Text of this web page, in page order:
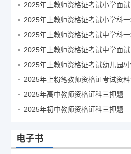
2025年上教师资格证考试小学面
2025年上教师资格证考试小学科
2025年上教师资格证考试中学科
2025年上教师资格证考试中学面
2025年上粉笔教师资格证考试资
2025年高中教师资格证科三押题
2025年初中教师资格证科三押题
电子书